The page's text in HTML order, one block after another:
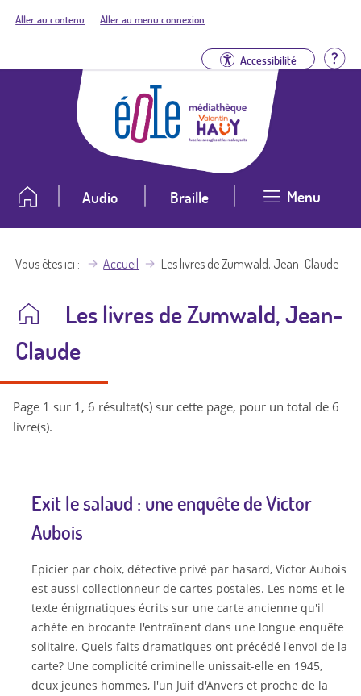
Aller au contenu Aller au menu connexion
Accessibilité
Audio Braille Menu
Vous êtes ici Accueil Les livres de Zumwald, Jean-Claude
Les livres de Zumwald, Jean-
Claude
Page 1 sur 1, 6 résultat(s) sur cette page, pour un total de 6
livre(s).
Exit le salaud : une enquête de Victor
Aubois
Epicier par choix, détective privé par hasard, Victor Aubois
est aussi collectionneur de cartes postales. Les noms et le
texte énigmatiques écrits sur une carte ancienne qu'il
achète en brocante l'entraînent dans une longue enquête
solitaire. Quels faits dramatiques ont précédé l'envoi de la
carte? Une complicité criminelle unissait-elle en 1945,
deux jeunes hommes, l'un Juif d'Anvers et proche de la